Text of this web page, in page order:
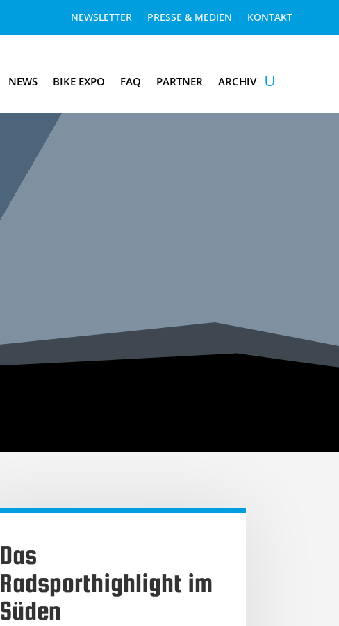
NEWSLETTER PRESSE & MEDIEN KONTAKT
NEWS BIKE EXPO FAQ PARTNER ARCHIV
Das
Radsporthighlight im
Süden